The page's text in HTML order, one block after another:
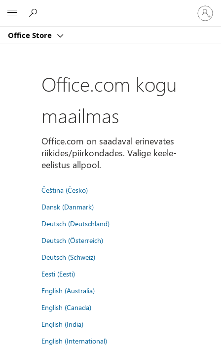
Office Store
Logige
sisse
oma
Office.com kogu
maailmas
Office.com on saadaval erinevates
riikides/piirkondades. Valige keele-
eelistus allpool.
Čeština (Česko)
Dansk (Danmark)
Deutsch (Deutschland)
Deutsch (Österreich)
Deutsch (Schweiz)
Eesti (Eesti)
English (Australia)
English (Canada)
English (India)
English (International)